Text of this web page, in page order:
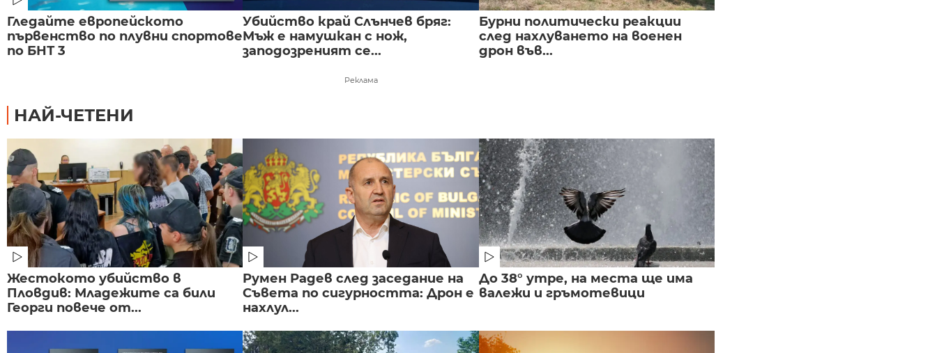
Гледайте европейското
първенство по плувни спортове
по БНТ 3
Убийство край Слънчев бряг:
Мъж е намушкан с нож,
заподозреният се...
Бурни политически реакции
след нахлуването на военен
дрон във...
Реклама
НАЙ-ЧЕТЕНИ
Жестокото убийство в
Пловдив: Младежите са били
Георги повече от...
Румен Радев след заседание на
Съвета по сигурността: Дрон е
нахлул...
До 38° утре, на места ще има
валежи и гръмотевици